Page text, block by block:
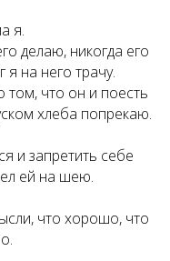
я.
делаю, никогда его
я на него трачу.
что он и поесть
хлеба попрекаю.
и запретить себе
ей на шею.
что хорошо, что